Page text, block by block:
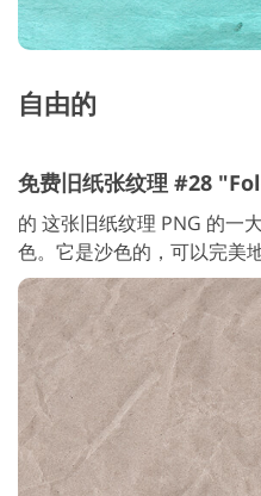
自由的
免费旧纸张纹理 #28
的 这张旧纸纹理 PNG 的一
色。它是沙色的，可以完美